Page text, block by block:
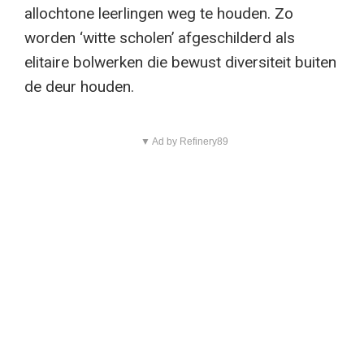
allochtone leerlingen weg te houden. Zo
worden ‘witte scholen’ afgeschilderd als
elitaire bolwerken die bewust diversiteit buiten
de deur houden.
▼ Ad by Refinery89